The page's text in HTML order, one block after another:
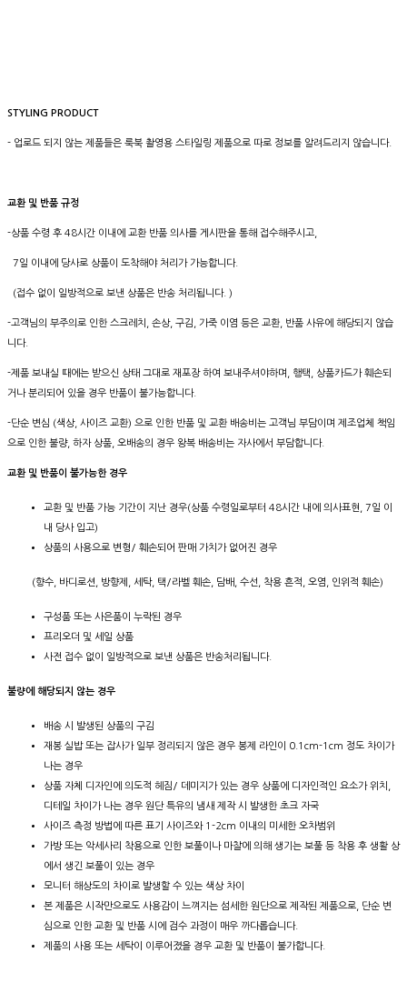
STYLING PRODUCT
- 업로드 되지 않는 제품들은 룩북 촬영용 스타일링 제품으로 따로 정보를 알려드리지 않습니다.
교환 및 반품 규정
-상품 수령 후 48시간 이내에 교환 반품 의사를 게시판을 통해 접수해주시고,
7일 이내에 당사로 상품이 도착해야 처리가 가능합니다.
(접수 없이 일방적으로 보낸 상품은 반송 처리됩니다. )
-고객님의 부주의로 인한 스크레치, 손상, 구김, 가죽 이염 등은 교환, 반품 사유에 해당되지 않습
니다.
-제품 보내실 때에는 받으신 상태 그대로 재포장 하여 보내주셔야하며, 행택, 상품카드가 훼손되
거나 분리되어 있을 경우 반품이 불가능합니다.
-단순 변심 (색상, 사이즈 교환) 으로 인한 반품 및 교환 배송비는 고객님 부담이며 제조업체 책임
으로 인한 불량, 하자 상품, 오배송의 경우 왕복 배송비는 자사에서 부담합니다.
교환 및 반품이 불가능한 경우
교환 및 반품 가능 기간이 지난 경우(상품 수령일로부터 48시간 내에 의사표현, 7일 이
내 당사 입고)
상품의 사용으로 변형/ 훼손되어 판매 가치가 없어진 경우
(향수, 바디로션, 방향제, 세탁, 택/라벨 훼손, 담배, 수선, 착용 흔적, 오염, 인위적 훼손)
구성품 또는 사은품이 누락된 경우
프리오더 및 세일 상품
사전 접수 없이 일방적으로 보낸 상품은 반송처리됩니다.
불량에 해당되지 않는 경우
배송 시 발생된 상품의 구김
재봉 실밥 또는 잡사가 일부 정리되지 않은 경우 봉제 라인이 0.1cm-1cm 정도 차이가
나는 경우
상품 자체 디자인에 의도적 헤짐/ 데미지가 있는 경우 상품에 디자인적인 요소가 위치,
디테일 차이가 나는 경우 원단 특유의 냄새 제작 시 발생한 초크 자국
사이즈 측정 방법에 따른 표기 사이즈와 1-2cm 이내의 미세한 오차범위
가방 또는 악세사리 착용으로 인한 보풀이나 마찰에 의해 생기는 보풀 등 착용 후 생활 상
에서 생긴 보풀이 있는 경우
모니터 해상도의 차이로 발생할 수 있는 색상 차이
본 제품은 시작만으로도 사용감이 느껴지는 섬세한 원단으로 제작된 제품으로, 단순 변
심으로 인한 교환 및 반품 시에 검수 과정이 매우 까다롭습니다.
제품의 사용 또는 세탁이 이루어졌을 경우 교환 및 반품이 불가합니다.